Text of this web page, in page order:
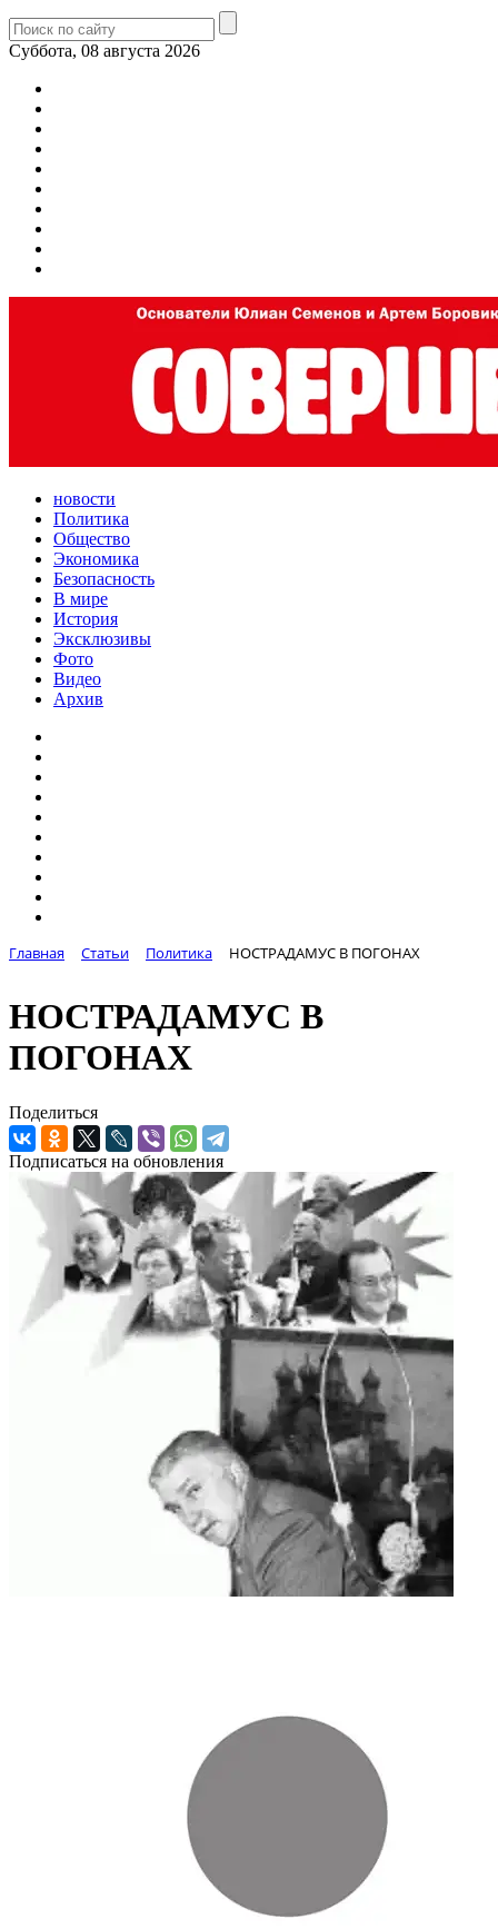
Суббота, 08 августа 2026
новости
Политика
Общество
Экономика
Безопасность
В мире
История
Эксклюзивы
Фото
Видео
Архив
Главная Статьи Политика НОСТРАДАМУС В ПОГОНАХ
НОСТРАДАМУС В
ПОГОНАХ
Поделиться
Подписаться на обновления